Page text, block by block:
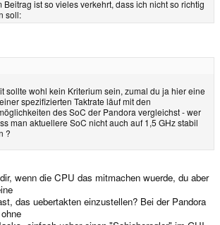
Beitrag ist so vieles verkehrt, dass ich nicht so richtig
soll:
sollte wohl kein Kriterium sein, zumal du ja hier eine
spezifizierten Taktrate läuf mit den
des SoC der Pandora vergleichst - wer
man aktuellere SoC nicht auch auf 1,5 GHz stabil
?
wenn die CPU das mitmachen wuerde, du aber
das uebertakten einzustellen? Bei der Pandora